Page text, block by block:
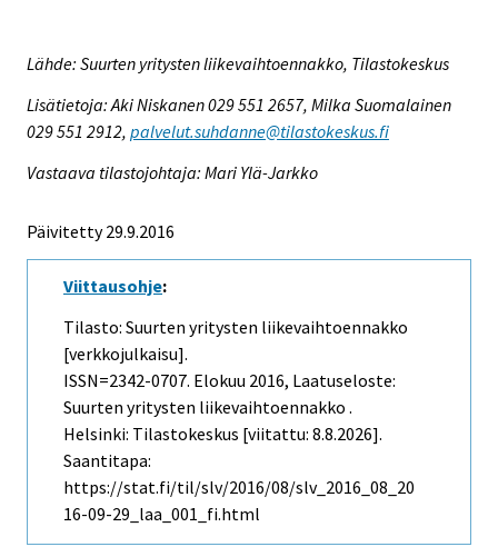
Lähde: Suurten yritysten liikevaihtoennakko, Tilastokeskus
Lisätietoja: Aki Niskanen 029 551 2657, Milka Suomalainen
029 551 2912, palvelut.suhdanne@tilastokeskus.fi
Vastaava tilastojohtaja: Mari Ylä-Jarkko
Päivitetty 29.9.2016
Viittausohje:
Tilasto: Suurten yritysten liikevaihtoennakko
[verkkojulkaisu].
ISSN=2342-0707. Elokuu 2016, Laatuseloste:
Suurten yritysten liikevaihtoennakko .
Helsinki: Tilastokeskus [viitattu: 8.8.2026].
Saantitapa:
https://stat.fi/til/slv/2016/08/slv_2016_08_20
16-09-29_laa_001_fi.html